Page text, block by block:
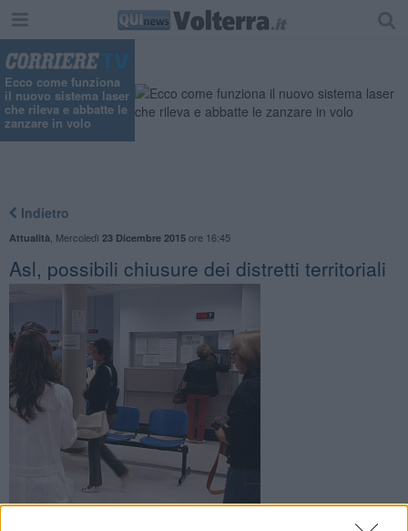
Ecco come funziona
il nuovo sistema laser
che rileva e abbatte le
zanzare in volo
Indietro
Attualità Mercoledì 23 Dicembre 2015ore 16:45
Asl, possibili chiusure dei distretti territoriali